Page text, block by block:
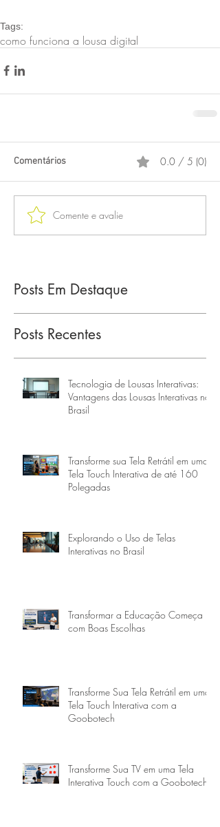
Tags:
como funciona a lousa digital
Comentários 0.0 / 5 (0)
Comente e avalie
Posts Em Destaque
Posts Recentes
Tecnologia de Lousas Interativas:
Vantagens das Lousas Interativas no
Brasil
Transforme sua Tela Retrátil em uma
Tela Touch Interativa de até 160
Polegadas
Explorando o Uso de Telas
Interativas no Brasil
Transformar a Educação Começa
com Boas Escolhas
Transforme Sua Tela Retrátil em uma
Tela Touch Interativa com a
Goobotech
Transforme Sua TV em uma Tela
Interativa Touch com a Goobotech